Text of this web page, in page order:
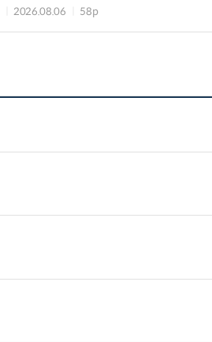
2026.08.06 58p